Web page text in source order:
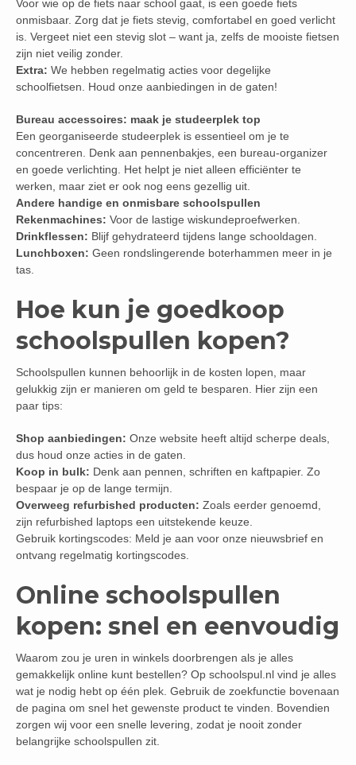
Voor wie op de fiets naar school gaat, is een goede fiets
onmisbaar. Zorg dat je fiets stevig, comfortabel en goed verlicht
is. Vergeet niet een stevig slot – want ja, zelfs de mooiste fietsen
zijn niet veilig zonder.
Extra: We hebben regelmatig acties voor degelijke
schoolfietsen. Houd onze aanbiedingen in de gaten!
Bureau accessoires: maak je studeerplek top
Een georganiseerde studeerplek is essentieel om je te
concentreren. Denk aan pennenbakjes, een bureau-organizer
en goede verlichting. Het helpt je niet alleen efficiënter te
werken, maar ziet er ook nog eens gezellig uit.
Andere handige en onmisbare schoolspullen
Rekenmachines: Voor de lastige wiskundeproefwerken.
Drinkflessen: Blijf gehydrateerd tijdens lange schooldagen.
Lunchboxen: Geen rondslingerende boterhammen meer in je
tas.
Hoe kun je goedkoop
schoolspullen kopen?
Schoolspullen kunnen behoorlijk in de kosten lopen, maar
gelukkig zijn er manieren om geld te besparen. Hier zijn een
paar tips:
Shop aanbiedingen: Onze website heeft altijd scherpe deals,
dus houd onze acties in de gaten.
Koop in bulk: Denk aan pennen, schriften en kaftpapier. Zo
bespaar je op de lange termijn.
Overweeg refurbished producten: Zoals eerder genoemd,
zijn refurbished laptops een uitstekende keuze.
Gebruik kortingscodes: Meld je aan voor onze nieuwsbrief en
ontvang regelmatig kortingscodes.
Online schoolspullen
kopen: snel en eenvoudig
Waarom zou je uren in winkels doorbrengen als je alles
gemakkelijk online kunt bestellen? Op schoolspul.nl vind je alles
wat je nodig hebt op één plek. Gebruik de zoekfunctie bovenaan
de pagina om snel het gewenste product te vinden. Bovendien
zorgen wij voor een snelle levering, zodat je nooit zonder
belangrijke schoolspullen zit.